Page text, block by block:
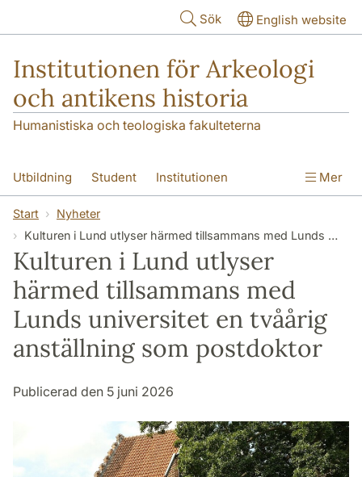
Sök English website
Institutionen för Arkeologi
och antikens historia
Humanistiska och teologiska fakulteterna
Utbildning Student Institutionen
Forskning Kontakt
Mer
Start
Nyheter
Kulturen i Lund utlyser härmed tillsammans med Lunds universitet en tvåårig anställning som postdoktor
Kulturen i Lund utlyser
härmed tillsammans med
Lunds universitet en tvåårig
anställning som postdoktor
Publicerad den 5 juni 2026